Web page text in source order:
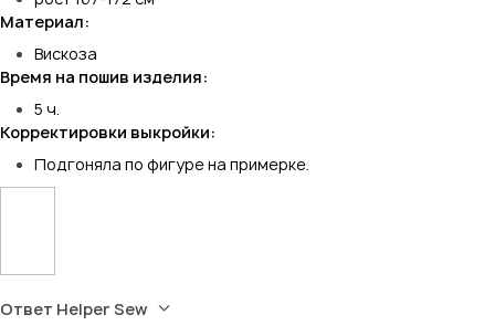
Материал:
Вискоза
Время на пошив изделия:
5 ч.
Корректировки выкройки:
Подгоняла по фигуре на примерке.
Ответ Helper Sew